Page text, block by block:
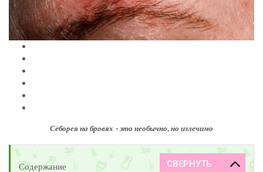
Себорея на бровях - это необычно, но излечимо
Содержание